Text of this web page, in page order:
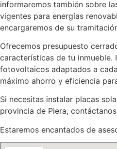
informaremos también sobre
vigentes para energías
encargaremos de su
Ofrecemos presupuesto
características de tu inmueble.
fotovoltaicos adaptados a
máximo ahorro y eficiencia
Si necesitas instalar placas
provincia de Piera,
Estaremos encantados de